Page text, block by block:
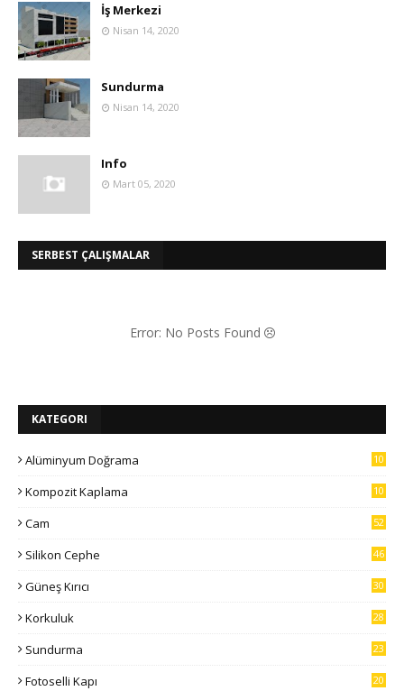
İş Merkezi
Nisan 14, 2020
Sundurma
Nisan 14, 2020
Info
Mart 05, 2020
SERBEST ÇALIŞMALAR
Error: No Posts Found
KATEGORI
Alüminyum Doğrama
10
Kompozit Kaplama
10
Cam 52
Silikon Cephe 46
Güneş Kırıcı 30
Korkuluk 28
Sundurma 23
Fotoselli Kapı 20